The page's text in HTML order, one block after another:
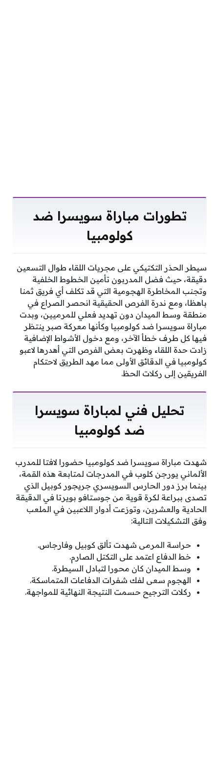
تطورات مباراة سويسرا ضد
كولومبيا
سيطر الحذر التكتيكي على مجريات اللقاء طوال التسعين
دقيقة، حيث فضل المدربون تأمين الخطوط الخلفية
وتجنب المخاطرة الهجومية التي قد تكلف أي فريق ثمنا
باهظا، ومع ندرة الفرص الحقيقية انحصر الصراع في
منطقة وسط الميدان دون تهديد فعلي للمرميين، وبدت
مباراة سويسرا ضد كولومبيا وكأنها معركة صبر ينتظر
فيها كل طرف خطأ الآخر، ومع دخول الأشواط الإضافية
زادت حدة اللقاء وظهرت بعض الفرص التي أهدرها لاعبو
كولومبيا في الدقائق الأولى مما مهد الطريق لاحتكام
الفريقين إلى ركلات الحظ.
تحليل فني لمباراة سويسرا
ضد كولومبيا
شهدت مباراة سويسرا ضد كولومبيا حضورا لافتا للمدرب
الألماني يورجن كلوب في المدرجات لمتابعة هذه القمة،
بينما برز دور الحارس السويسري جريجور كوبيل الذي
تصدى ببراعة لكرة قوية من جوستافو بويرتا في الدقيقة
الحادية والعشرين، وتوزعت أدوار اللاعبين في الملعب
وفق التشكيلات التالية:
حراسة المرمى شهدت تألق كوبيل وفارجاس.
خط الدفاع اعتمد على التكتل الصارم.
وسط الميدان كان محورا لتبادل السيطرة.
الهجوم سعى لفك شفرات الدفاعات المتماسكة.
ركلات الترجيح حسمت النتيجة النهائية للمواجهة.